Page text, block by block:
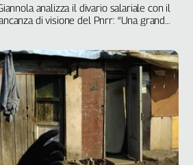
analizza il divario salariale con il
di visione del Pnrr: “Una grande